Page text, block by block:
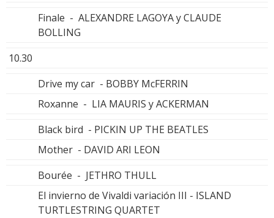
Finale - ALEXANDRE LAGOYA y CLAUDE
BOLLING
10.30
Drive my car - BOBBY McFERRIN
Roxanne - LIA MAURIS y ACKERMAN
Black bird - PICKIN UP THE BEATLES
Mother - DAVID ARI LEON
Bourée - JETHRO THULL
El invierno de Vivaldi variación III - ISLAND
TURTLESTRING QUARTET